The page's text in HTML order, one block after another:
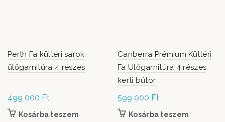
Perth Fa kültéri sarok
ülőgarnitúra 4 részes
499 000 Ft
Kosárba teszem
Canberra Prémium Kültéri
Fa Ülőgarnitúra 4 részes
kerti bútor
599 000 Ft
Kosárba teszem